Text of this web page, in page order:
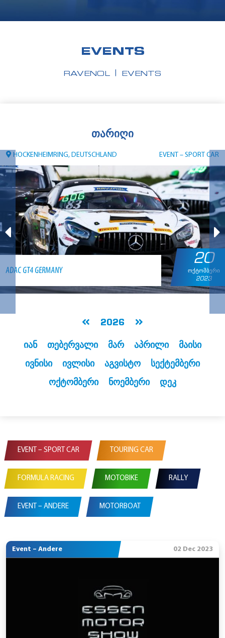
EVENTS
RAVENOL EVENTS
ᲗᲐᲠᲘᲦᲘ
HOCKENHEIMRING, DEUTSCHLAND EVENT – SPORT CAR
20
ᲝᲥᲢᲝᲛᲑᲔᲠᲘ
2023
ADAC GT4 GERMANY
იან თებერვალი მარ აპრილი
მაისი
ივნისი
ივლისი აგვისტო
სექტემბერი
ოქტომბერი
ნოემბერი დეკ
EVENT – SPORT CAR TOURING CAR
FORMULA RACING MOTOBIKE RALLY
EVENT – ANDERE MOTORBOAT
Event – Andere 02 Dec 2023